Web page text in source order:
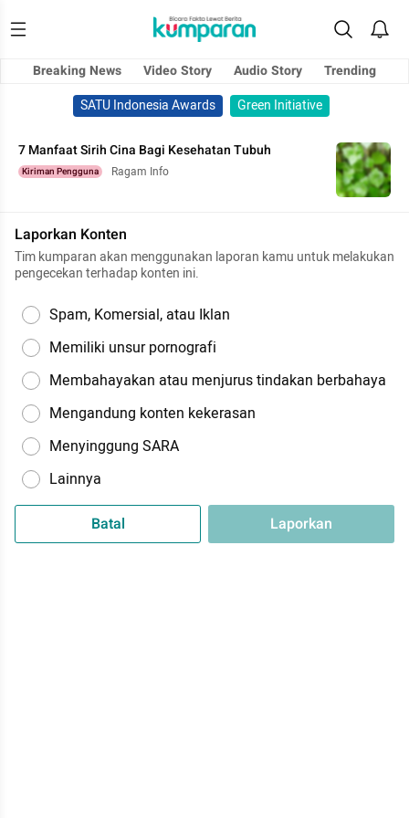
Breaking News Video Story Audio Story
Trending
SATU Indonesia Awards
Green Initiative
7 Manfaat Sirih Cina Bagi Kesehatan Tubuh
Kiriman Pengguna Ragam Info
Laporkan Konten
Tim kumparan akan menggunakan laporan kamu untuk melakukan
pengecekan terhadap konten ini.
Spam, Komersial, atau Iklan
Memiliki unsur pornografi
Membahayakan atau menjurus tindakan berbahaya
Mengandung konten kekerasan
Menyinggung SARA
Lainnya
Batal Laporkan